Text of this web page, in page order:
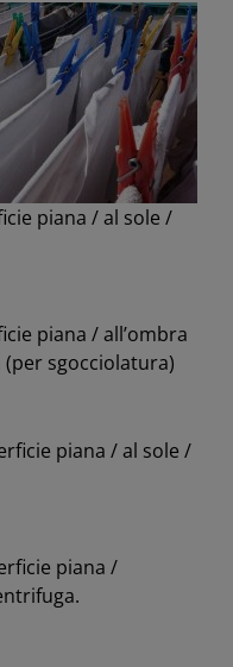
piana / al sole /
piana / all’ombra
sgocciolatura)
piana / al sole /
piana /